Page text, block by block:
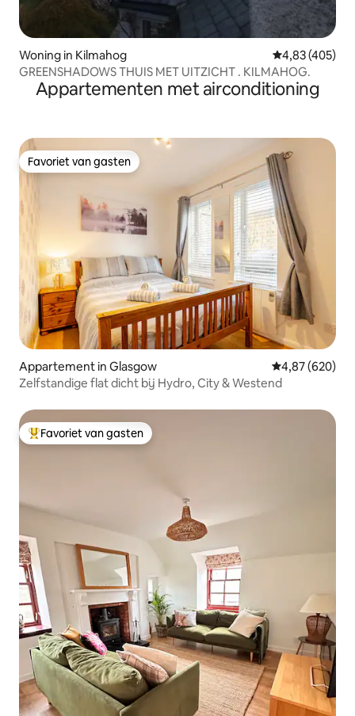
Woning in Kilmahog Gemiddelde
4,83 (405)
GREENSHADOWS THUIS MET UITZICHT . KILMAHOG.
Appartementen met airconditioning
Favoriet van gasten
Favoriet van gasten
Appartement in Glasgow Gemiddelde
4,87 (620)
Zelfstandige flat dicht bij Hydro, City & Westend
Topfavoriet van gasten
Favoriet van gasten